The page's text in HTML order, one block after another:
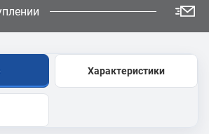
Характеристики